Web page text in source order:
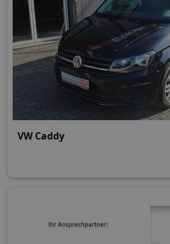
VW Caddy